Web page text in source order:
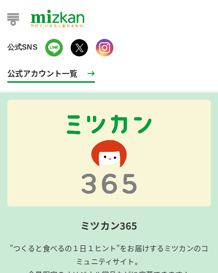
公式SNS
公式アカウント一覧
ミツカン365
”つくると食べるの１日１ヒント”をお届けするミツカンのコ
ミュニティサイト。